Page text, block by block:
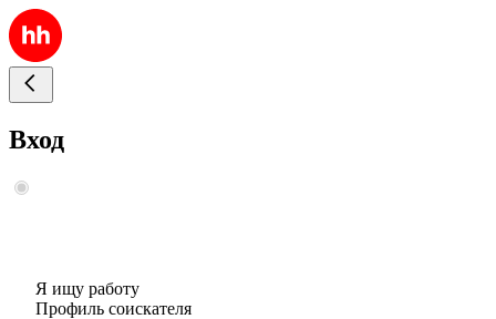
Вход
Я ищу работу
Профиль соискателя